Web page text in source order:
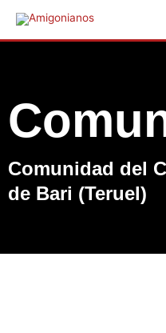
contenido
Comunidad del
de Bari (Teruel)